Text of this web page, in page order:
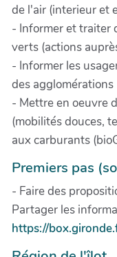
de l'air (interieur et
- Informer et traiter
verts (actions
- Informer les
des agglomérations
- Mettre en oeuvre
(mobilités douces,
aux carburants
Premiers pas
- Faire des
Partager les
https://